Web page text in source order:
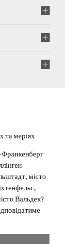
та меріях
Франкенберг
місто
Вальдек?